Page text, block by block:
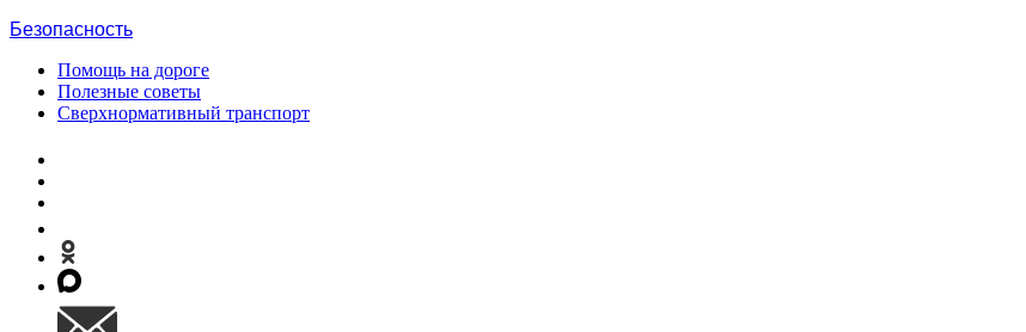
Безопасность
Помощь на дороге
Полезные советы
Сверхнормативный транспорт